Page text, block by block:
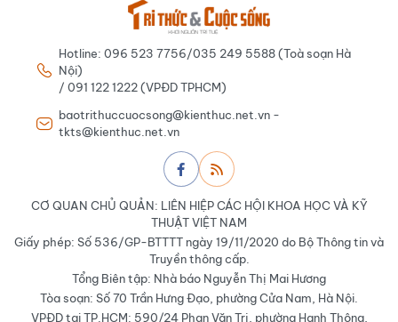
Hotline: 096 523 7756/035 249 5588 (Toà soạn Hà
Nội)
/ 091 122 1222 (VPĐD TPHCM)
baotrithuccuocsong@kienthuc.net.vn -
tkts@kienthuc.net.vn
CƠ QUAN CHỦ QUẢN: LIÊN HIỆP CÁC HỘI KHOA HỌC VÀ KỸ
THUẬT VIỆT NAM
Giấy phép: Số 536/GP-BTTTT ngày 19/11/2020 do Bộ Thông tin và
Truyền thông cấp.
Tổng Biên tập: Nhà báo Nguyễn Thị Mai Hương
Tòa soạn: Số 70 Trần Hưng Đạo, phường Cửa Nam, Hà Nội.
VPĐD tại TP.HCM: 590/24 Phan Văn Trị, phường Hạnh Thông,